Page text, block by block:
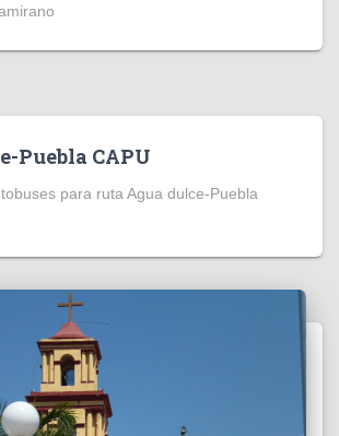
Puebla CAPU
para ruta Agua dulce-Puebla